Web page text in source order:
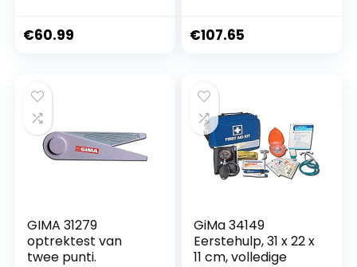
cholesterol,
Bluetooth E-
dagboek,
lavendelpaars,
zonder teststrips
€60.99 €107.65
GIMA 31279
optrektest van
twee punti.
GiMa 34149
Eerstehulp, 31 x 22 x
11 cm, volledige